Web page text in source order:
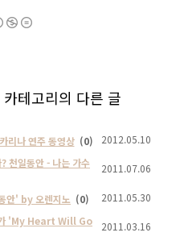
테고리의 다른 글
리나 연주 동영상 (0)
2012.05.10
천일동안 - 나는 가수
2011.07.06
안' by 오렌지노 (0)
2011.05.30
가 'My Heart Will Go
2011.03.16